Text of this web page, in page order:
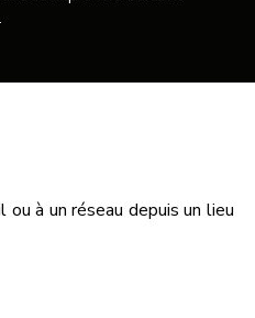
ou à un réseau depuis un lieu